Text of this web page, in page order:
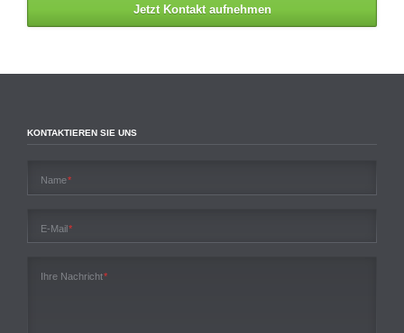
Jetzt Kontakt aufnehmen
KONTAKTIEREN SIE UNS
Pflichtfeld
Name*
Pflichtfeld
E-Mail*
Pflichtfeld
Ihre Nachricht*